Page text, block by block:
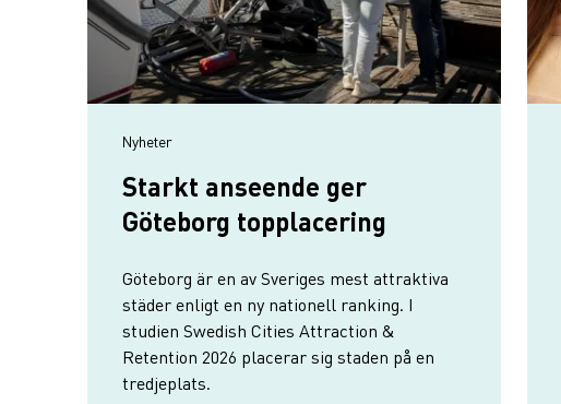
Nyheter
Starkt anseende ger
Göteborg topplacering
Göteborg är en av Sveriges mest attraktiva
städer enligt en ny nationell ranking. I
studien Swedish Cities Attraction &
Retention 2026 placerar sig staden på en
tredjeplats.